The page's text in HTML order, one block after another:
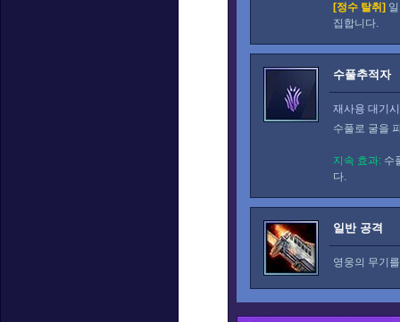
[정수 탈취]
집합니다.
수풀추적자
재사용 대기
수풀로 굴을
지속 효과: 수
다.
일반 공격
영웅의 무기